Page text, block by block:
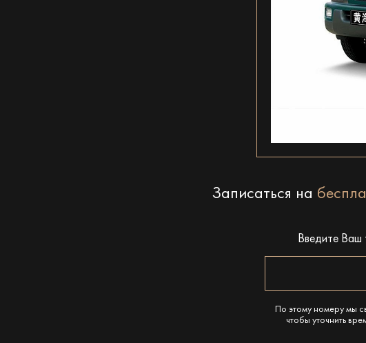
Записаться на
Введите Ваш
По этому номеру мы
чтобы уточнить